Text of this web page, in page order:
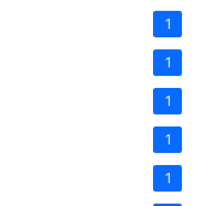
1
1
1
1
1